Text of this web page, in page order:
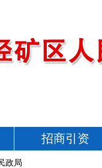
招商引资
政局